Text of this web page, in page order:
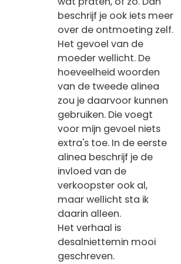
beschrijf je ook iets meer
over de ontmoeting zelf.
Het gevoel van de
moeder wellicht. De
hoeveelheid woorden
van de tweede alinea
zou je daarvoor kunnen
gebruiken. Die voegt
voor mijn gevoel niets
extra's toe. In de eerste
alinea beschrijf je de
invloed van de
verkoopster ook al,
maar wellicht sta ik
daarin alleen.
Het verhaal is
desalniettemin mooi
geschreven.